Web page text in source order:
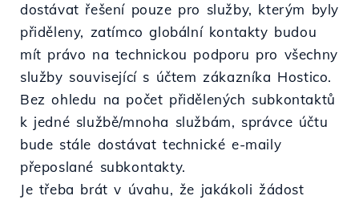
dostávat řešení pouze pro služby, kterým byly
přiděleny, zatímco globální kontakty budou
mít právo na technickou podporu pro všechny
služby související s účtem zákazníka Hostico.
Bez ohledu na počet přidělených subkontaktů
k jedné službě/mnoha službám, správce účtu
bude stále dostávat technické e-maily
přeposlané subkontakty.
Je třeba brát v úvahu, že jakákoli žádost